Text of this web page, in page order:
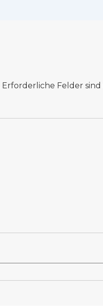
Erforderliche Felder sind